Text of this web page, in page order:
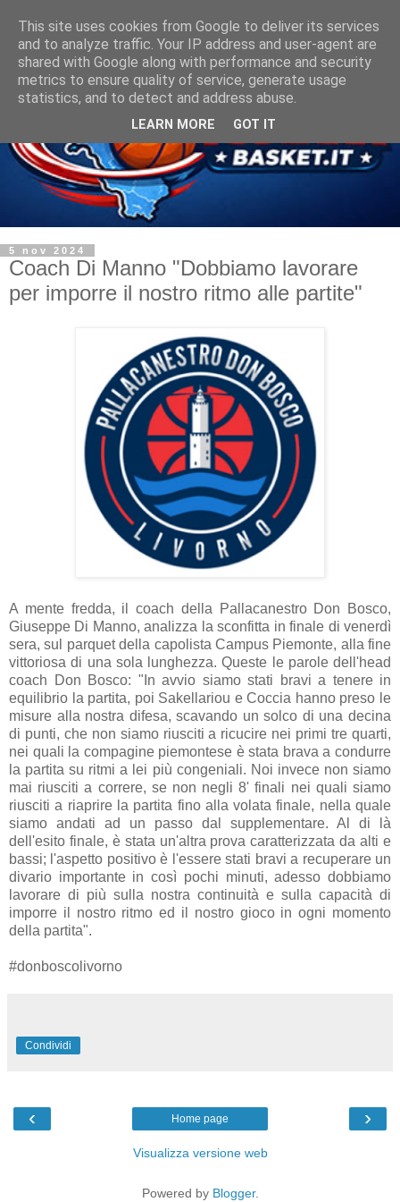
5 nov 2024
Coach Di Manno "Dobbiamo lavorare
per imporre il nostro ritmo alle partite"
A mente fredda, il coach della Pallacanestro Don Bosco,
Giuseppe Di Manno, analizza la sconfitta in finale di venerdì
sera, sul parquet della capolista Campus Piemonte, alla fine
vittoriosa di una sola lunghezza. Queste le parole dell'head
coach Don Bosco: "In avvio siamo stati bravi a tenere in
equilibrio la partita, poi Sakellariou e Coccia hanno preso le
misure alla nostra difesa, scavando un solco di una decina
di punti, che non siamo riusciti a ricucire nei primi tre quarti,
nei quali la compagine piemontese è stata brava a condurre
la partita su ritmi a lei più congeniali. Noi invece non siamo
mai riusciti a correre, se non negli 8' finali nei quali siamo
riusciti a riaprire la partita fino alla volata finale, nella quale
siamo andati ad un passo dal supplementare. Al di là
dell'esito finale, è stata un'altra prova caratterizzata da alti e
bassi; l'aspetto positivo è l'essere stati bravi a recuperare un
divario importante in così pochi minuti, adesso dobbiamo
lavorare di più sulla nostra continuità e sulla capacità di
imporre il nostro ritmo ed il nostro gioco in ogni momento
della partita".
#donboscolivorno
Condividi
‹ ›
Home page
Visualizza versione web
Powered by Blogger.
This site uses cookies from Google to deliver its services
and to analyze traffic. Your IP address and user-agent are
shared with Google along with performance and security
metrics to ensure quality of service, generate usage
statistics, and to detect and address abuse.
LEARN MORE GOT IT